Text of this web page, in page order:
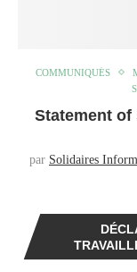
COMMUNIQUÉS
Statement
par Solidaires